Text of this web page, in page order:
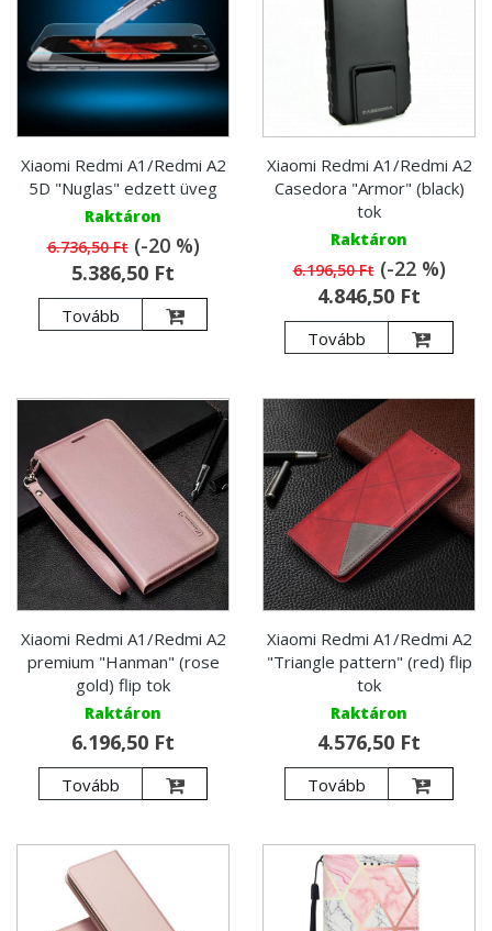
Xiaomi Redmi A1/Redmi A2
5D "Nuglas" edzett üveg
Raktáron
6.736,50 Ft(-20 %)
5.386,50 Ft
Tovább
Xiaomi Redmi A1/Redmi A2
Casedora "Armor" (black)
tok
Raktáron
6.196,50 Ft(-22 %)
4.846,50 Ft
Tovább
Xiaomi Redmi A1/Redmi A2
premium "Hanman" (rose
gold) flip tok
Raktáron
6.196,50 Ft
Tovább
Xiaomi Redmi A1/Redmi A2
"Triangle pattern" (red) flip
tok
Raktáron
4.576,50 Ft
Tovább